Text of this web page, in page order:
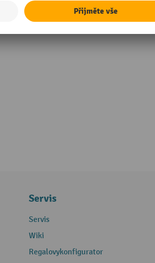
Servis
Servis
Wiki
Regalovykonfigurator